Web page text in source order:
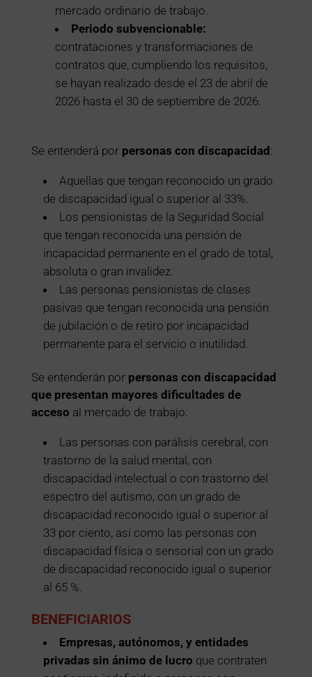
mercado ordinario de trabajo.
Periodo subvencionable:
contrataciones y transformaciones de
contratos que, cumpliendo los requisitos,
se hayan realizado desde el 23 de abril de
2026 hasta el 30 de septiembre de 2026.
Se entenderá por personas con discapacidad:
Aquellas que tengan reconocido un grado
de discapacidad igual o superior al 33%.
Los pensionistas de la Seguridad Social
que tengan reconocida una pensión de
incapacidad permanente en el grado de total,
absoluta o gran invalidez.
Las personas pensionistas de clases
pasivas que tengan reconocida una pensión
de jubilación o de retiro por incapacidad
permanente para el servicio o inutilidad.
Se entenderán por personas con discapacidad
que presentan mayores dificultades de
acceso al mercado de trabajo:
Las personas con parálisis cerebral, con
trastorno de la salud mental, con
discapacidad intelectual o con trastorno del
espectro del autismo, con un grado de
discapacidad reconocido igual o superior al
33 por ciento, así como las personas con
discapacidad física o sensorial con un grado
de discapacidad reconocido igual o superior
al 65 %.
BENEFICIARIOS
Empresas, autónomos, y entidades
privadas sin ánimo de lucro que contraten